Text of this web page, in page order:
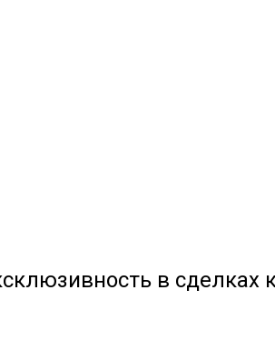
в сделках